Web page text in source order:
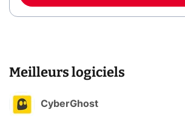
Meilleurs logiciels
CyberGhost